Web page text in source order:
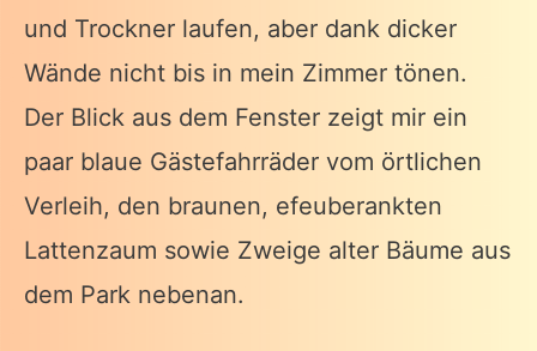
und Trockner laufen, aber dank dicker
Wände nicht bis in mein Zimmer tönen.
Der Blick aus dem Fenster zeigt mir ein
paar blaue Gästefahrräder vom örtlichen
Verleih, den braunen, efeuberankten
Lattenzaum sowie Zweige alter Bäume aus
dem Park nebenan.